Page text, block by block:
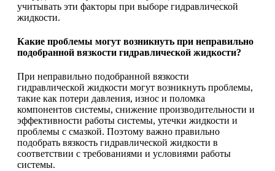
учитывать эти факторы при выборе гидравлической
жидкости.
Какие проблемы могут возникнуть при неправильно
подобранной вязкости гидравлической жидкости?
При неправильно подобранной вязкости
гидравлической жидкости могут возникнуть проблемы,
такие как потери давления, износ и поломка
компонентов системы, снижение производительности и
эффективности работы системы, утечки жидкости и
проблемы с смазкой. Поэтому важно правильно
подобрать вязкость гидравлической жидкости в
соответствии с требованиями и условиями работы
системы.